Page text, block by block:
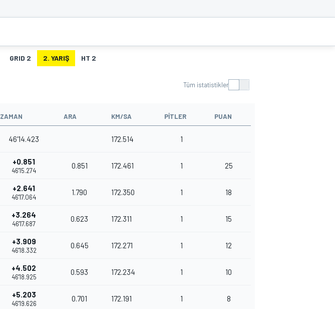
GRID 2 2. YARIŞ HT 2
Tüm istatistikler
ZAMAN ARA KM/SA PITLER PUAN
46'14.423 172.514 1
+0.851
46'15.274
0.851 172.461 1 25
+2.641
46'17.064
1.790 172.350 1 18
+3.264
46'17.687
0.623 172.311 1 15
+3.909
46'18.332
0.645 172.271 1 12
+4.502
46'18.925
0.593 172.234 1 10
+5.203
46'19.626
0.701 172.191 1 8